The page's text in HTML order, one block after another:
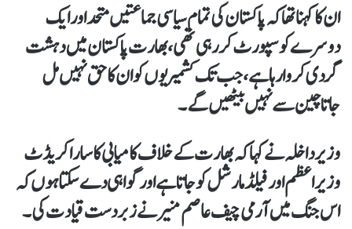
ان کا کہنا تھاکہ پاکستان کی تمام سیاسی جماعتیں متحد اورایک
دوسرے کو سپورٹ کررہی تھی، بھارت پاکستان میں دہشت
گردی کروارہا ہے، جب تک کشمیریوں کو ان کا حق نہیں مل
جاتاچین سے نہیں بیٹھیں گے۔
وزیر داخلہ نے کہا کہ بھارت کے خلاف کامیابی کا سارا کریڈٹ
وزیراعظم اور فیلڈ مارشل کو جاتا ہے اور گواہی دے سکتا ہوں کہ
اس جنگ میں آرمی چیف عاصم منیر نے زبردست قیادت کی ۔